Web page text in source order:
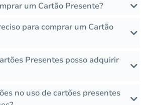
um Cartão Presente?
para comprar um Cartão
Presentes posso adquirir
no uso de cartões presentes